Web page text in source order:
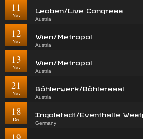
11
Nov
Leoben/Live Congress
Austria
12
Nov
Wien/Metropol
Austria
13
Nov
Wien/Metropol
Austria
21
Nov
Böhlerwerk/Böhlersaal
Austria
18
Dec
Ingolstadt/Eventhalle
Germany